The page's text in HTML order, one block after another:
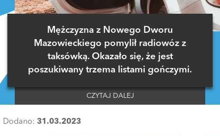
Mężczyzna z Nowego Dworu
Mazowieckiego pomylił radiowóz z
taksówką. Okazało się, że jest
poszukiwany trzema listami gończymi.
CZYTAJ DALEJ
Dodano: 31.03.2023